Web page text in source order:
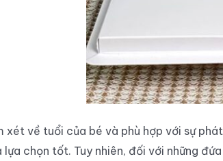
xét về tuổi của bé và phù hợp với sự
chọn tốt. Tuy nhiên, đối với những